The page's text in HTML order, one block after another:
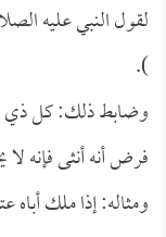
لقول النبي عليه
).
وضابط ذلك: كل ذي
فرض أنه أنثى فإنه
ومثاله: إذا ملك